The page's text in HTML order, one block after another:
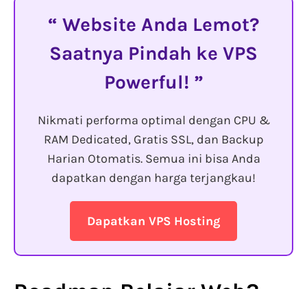
Website Anda Lemot?
Saatnya Pindah ke VPS
Powerful!
Nikmati performa optimal dengan CPU &
RAM Dedicated, Gratis SSL, dan Backup
Harian Otomatis. Semua ini bisa Anda
dapatkan dengan harga terjangkau!
Dapatkan VPS Hosting